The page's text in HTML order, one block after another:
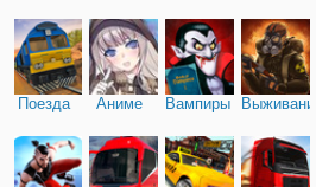
Поезда Аниме Вампиры Выживание